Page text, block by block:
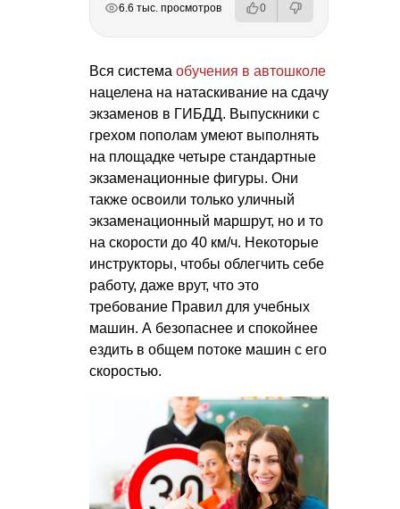
6.6 тыс. просмотров 0
Вся система обучения в автошколе
нацелена на натаскивание на сдачу
экзаменов в ГИБДД. Выпускники с
грехом пополам умеют выполнять
на площадке четыре стандартные
экзаменационные фигуры. Они
также освоили только уличный
экзаменационный маршрут, но и то
на скорости до 40 км/ч. Некоторые
инструкторы, чтобы облегчить себе
работу, даже врут, что это
требование Правил для учебных
машин. А безопаснее и спокойнее
ездить в общем потоке машин с его
скоростью.